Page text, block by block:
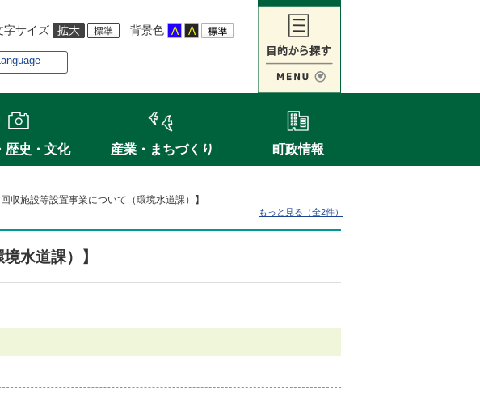
字サイズ 背景色
歴史・文化 産業・まちづくり 町政情報
収施設等設置事業について（環境水道課）】
もっと見る（全2件）
水道課）】